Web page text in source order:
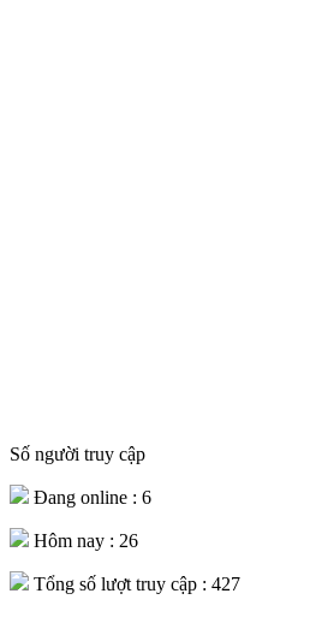
Số người truy cập
Đang online : 6
Hôm nay : 26
Tổng số lượt truy cập : 427